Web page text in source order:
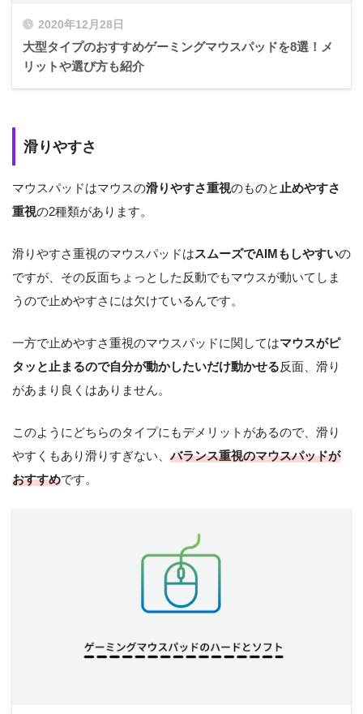
2020年12月28日
大型タイプのおすすめゲーミングマウスパッドを8選！メ
リットや選び方も紹介
滑りやすさ
マウスパッドはマウスの滑りやすさ重視のものと 止めやすさ
重視の2種類があります。
滑りやすさ重視のマウスパッドはスムーズでAIMもしやすいの
ですが、その反面ちょっとした反動でもマウスが動いてしま
うので止めやすさには欠けているんです。
一方で止めやすさ重視のマウスパッドに関してはマウスがピ
タッと止まるので自分が動かしたいだけ動かせる反面、滑り
があまり良くはありません。
このようにどちらのタイプにもデメリットがあるので、滑り
やすくもあり滑りすぎない、 バランス重視のマウスパッドが
おすすめです。